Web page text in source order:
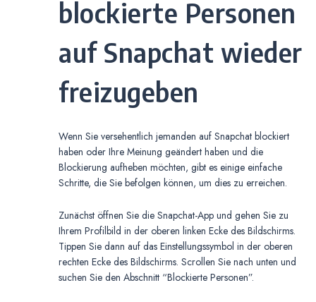
blockierte Personen
auf Snapchat wieder
freizugeben
Wenn Sie versehentlich jemanden auf Snapchat blockiert
haben oder Ihre Meinung geändert haben und die
Blockierung aufheben möchten, gibt es einige einfache
Schritte, die Sie befolgen können, um dies zu erreichen.
Zunächst öffnen Sie die Snapchat-App und gehen Sie zu
Ihrem Profilbild in der oberen linken Ecke des Bildschirms.
Tippen Sie dann auf das Einstellungssymbol in der oberen
rechten Ecke des Bildschirms. Scrollen Sie nach unten und
suchen Sie den Abschnitt “Blockierte Personen”.